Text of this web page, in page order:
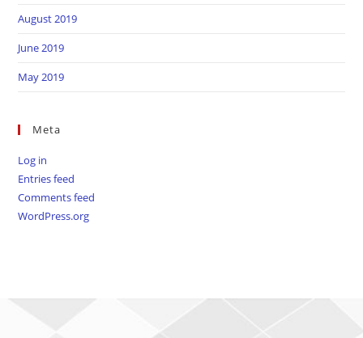
August 2019
June 2019
May 2019
Meta
Log in
Entries feed
Comments feed
WordPress.org